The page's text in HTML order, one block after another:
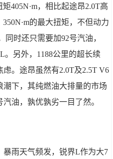
405N·m，相比起途昂2.0T高
的最大扭矩，不但动力
时还只需要加92号汽油，
。另外，1188公里的超长续
。途昂虽然有2.0T及2.5T V6
下，其纯燃油大排量的市场
油，孰优孰劣一目了然。
暴雨天气频发，锐界L作为大7